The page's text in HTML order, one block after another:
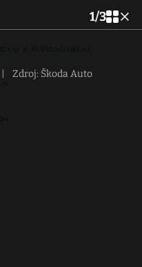
1/3
Zdroj: Škoda Auto